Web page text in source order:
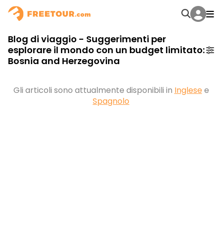
Blog di viaggio - Suggerimenti per
esplorare il mondo con un budget limitato:
Bosnia and Herzegovina
Gli articoli sono attualmente disponibili in Inglesee
Spagnolo